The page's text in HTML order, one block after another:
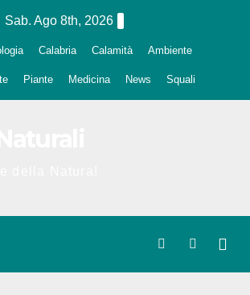
Sab. Ago 8th, 2026
Calabria Calamità Ambiente
Piante Medicina News Squali